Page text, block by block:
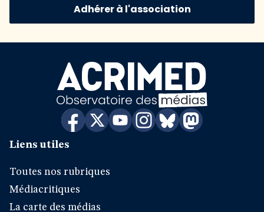
Adhérer à l'association
Liens utiles
Toutes nos rubriques
Médiacritiques
La carte des médias